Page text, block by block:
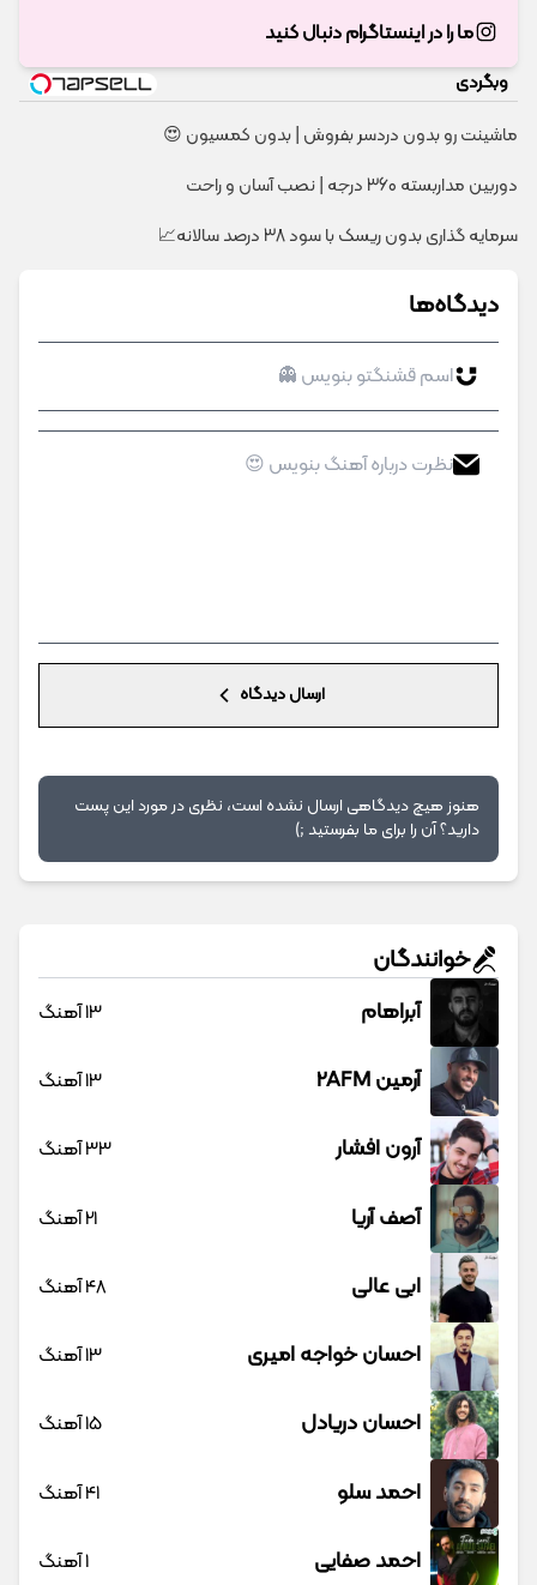
ما را در اینستاگرام دنبال کنید
وبگردی
ماشینت رو بدون دردسر بفروش | بدون کمسیون 😍
دوربین مداربسته 360 درجه | نصب آسان و راحت
سرمایه گذاری بدون ریسک با سود 38 درصد سالانه📈
دیدگاه‌ها
ارسال دیدگاه
هنوز هیچ دیدگاهی ارسال نشده است، نظری در مورد این پست
دارید؟ آن را برای ما بفرستید ;)
خوانندگان
آبراهام 13 آهنگ
آرمین 2AFM 13 آهنگ
آرون افشار 33 آهنگ
آصف آریا 21 آهنگ
ابی عالی 48 آهنگ
احسان خواجه امیری 13 آهنگ
احسان دریادل 15 آهنگ
احمد سلو 41 آهنگ
احمد صفایی 1 آهنگ